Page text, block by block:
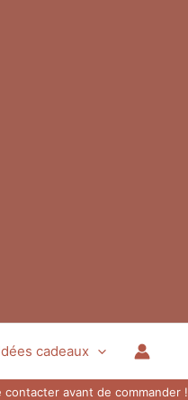
cadeaux
avant de commander !